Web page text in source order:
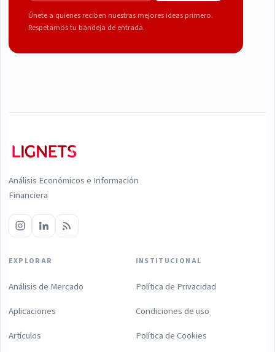
Únete a quienes reciben nuestras mejores ideas primero.
Respetamos tu bandeja de entrada.
Análisis Económicos e Información
Financiera
EXPLORAR
Análisis de Mercado
Aplicaciones
Artículos
INSTITUCIONAL
Política de Privacidad
Condiciones de uso
Política de Cookies